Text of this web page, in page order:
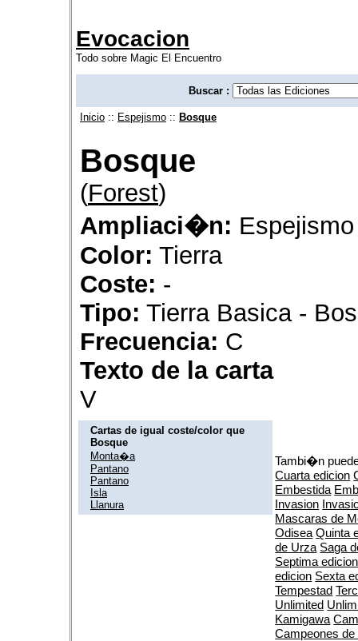
Evocacion
Todo sobre Magic El Encuentro
Buscar :
Inicio :: Espejismo :: Bosque
Bosque
(Forest)
Ampliaci�n: Espejismo
Color: Tierra
Coste: -
Tipo: Tierra Basica -
Frecuencia: C
Texto de la carta
V
Cartas de igual coste/color que
Bosque
Monta�a
Pantano
Pantano
Isla
Llanura
Tambi�n
Cuarta edicion
Embestida
Invasion
Mascaras de
Odisea Quinta
de Urza Saga
Septima edicion
edicion Sexta
Tempestad
Unlimited
Kamigawa
Campeones